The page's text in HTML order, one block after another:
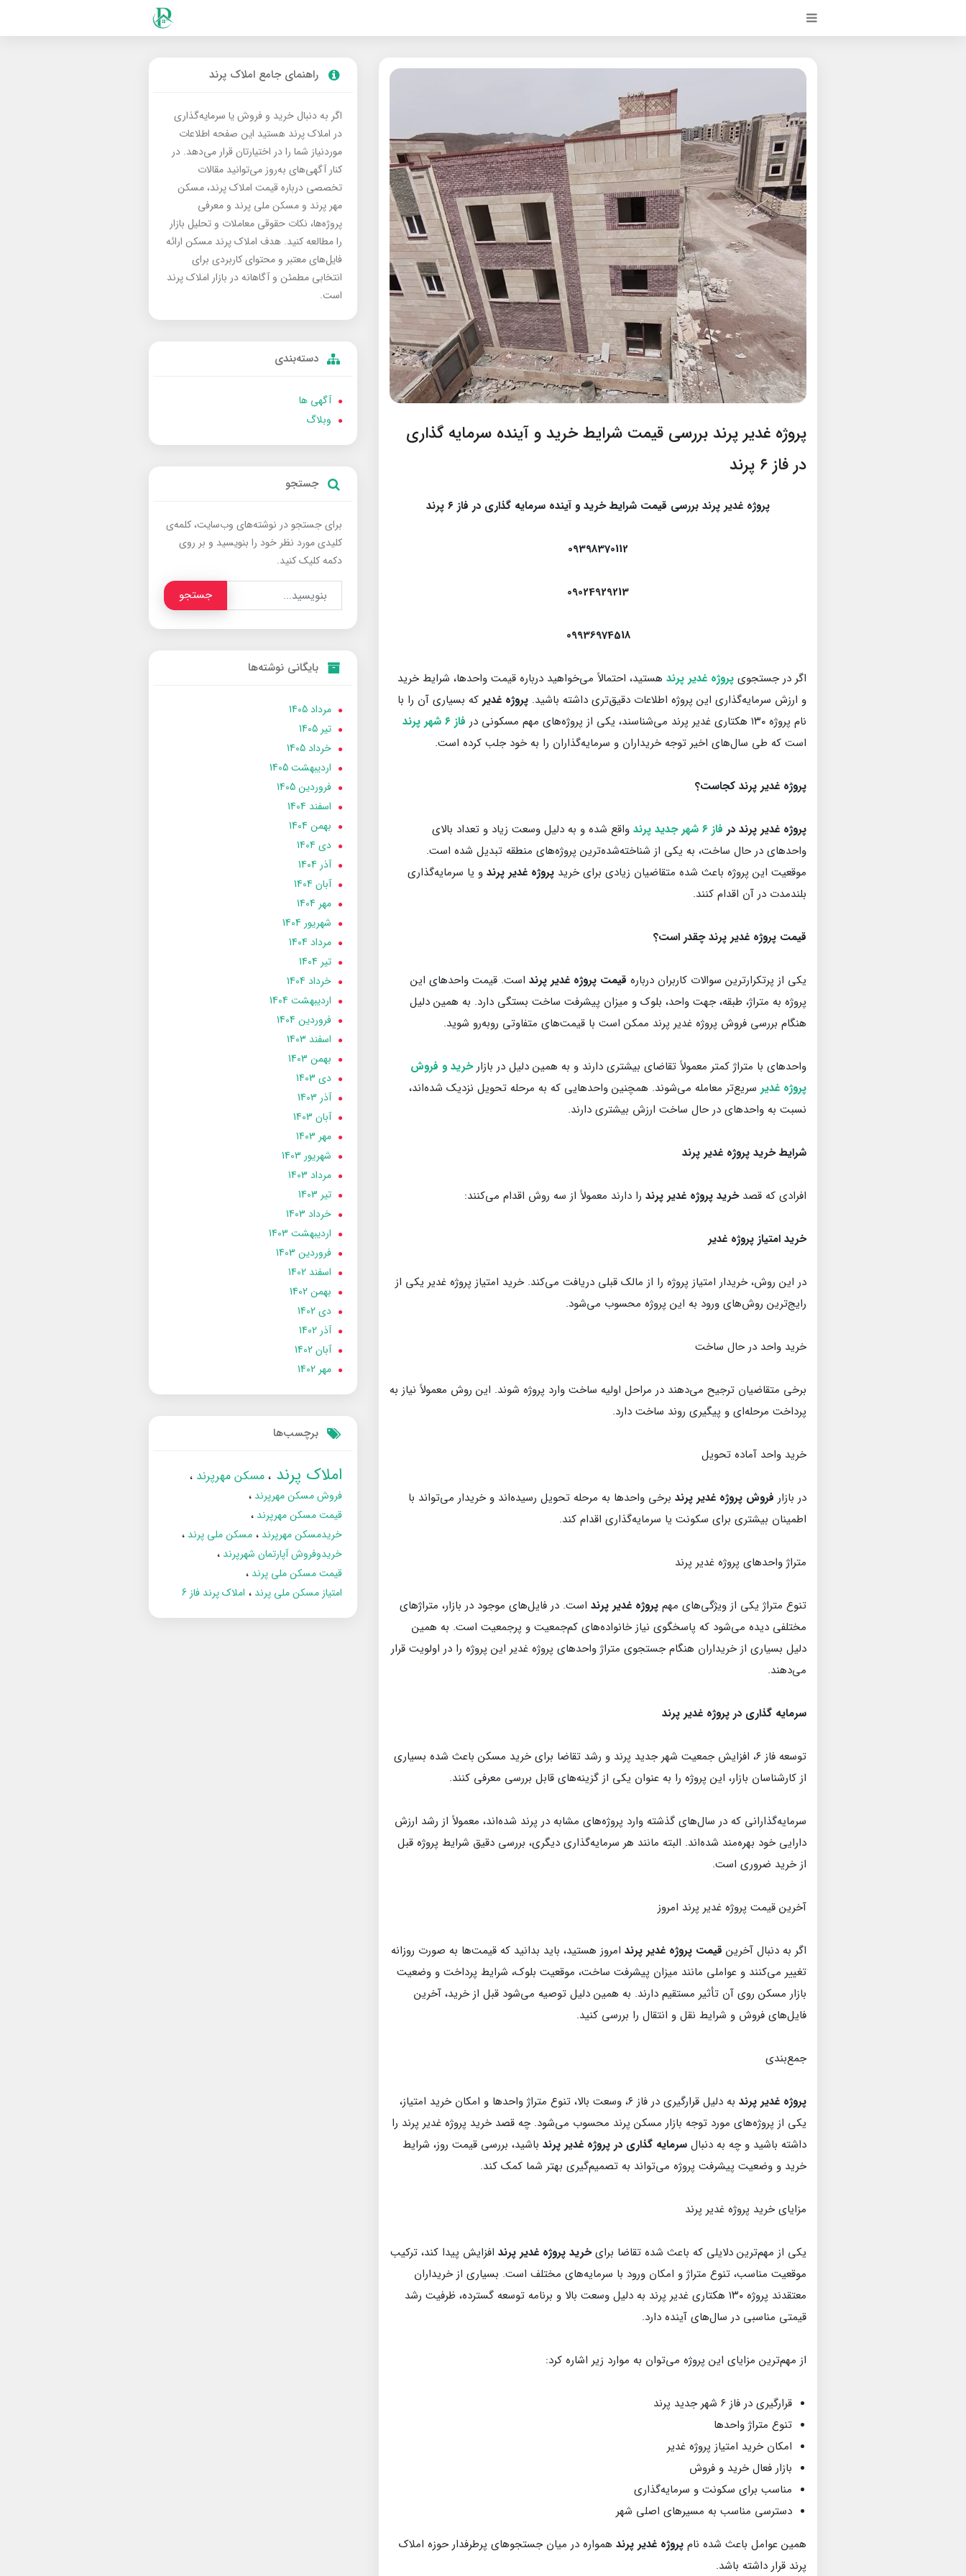
پروژه غدیر پرند بررسی قیمت شرایط خرید و آینده سرمایه گذاری
در فاز ۶ پرند
پروژه غدیر پرند بررسی قیمت شرایط خرید و آینده سرمایه گذاری در فاز ۶ پرند
09398370112
09024929213
09936974518
اگر در جستجوی پروژه غدیر پرند هستید، احتمالاً می‌خواهید درباره قیمت واحدها، شرایط خرید
و ارزش سرمایه‌گذاری این پروژه اطلاعات دقیق‌تری داشته باشید. پروژه غدیر که بسیاری آن را با
نام پروژه ۱۳۰ هکتاری غدیر پرند می‌شناسند، یکی از پروژه‌های مهم مسکونی در
فاز ۶ شهر‌ پرند
است که طی سال‌های اخیر توجه خریداران و سرمایه‌گذاران را به خود جلب کرده است.
پروژه غدیر پرند کجاست؟
پروژه غدیر پرند در فاز ۶ شهر جدید پرند
واقع شده و به دلیل وسعت زیاد و تعداد بالای
واحدهای در حال ساخت، به یکی از شناخته‌شده‌ترین پروژه‌های منطقه تبدیل شده است.
موقعیت این پروژه باعث شده متقاضیان زیادی برای خرید پروژه غدیر پرند و یا سرمایه‌گذاری
بلندمدت در آن اقدام کنند.
قیمت پروژه غدیر پرند چقدر است؟
یکی از پرتکرارترین سوالات کاربران درباره قیمت پروژه غدیر پرند است. قیمت واحدهای این
پروژه به متراژ، طبقه، جهت واحد، بلوک و میزان پیشرفت ساخت بستگی دارد. به همین دلیل
هنگام بررسی فروش پروژه غدیر پرند ممکن است با قیمت‌های متفاوتی روبه‌رو شوید.
واحدهای با متراژ کمتر معمولاً تقاضای بیشتری دارند و به همین دلیل در بازارخرید و فروش
پروژه غدیر سریع‌تر معامله می‌شوند. همچنین واحدهایی که به مرحله تحویل نزدیک شده‌اند،
نسبت به واحدهای در حال ساخت ارزش بیشتری دارند.
شرایط خرید پروژه غدیر پرند
افرادی که قصدخرید پروژه غدیر پرند را دارند معمولاً از سه روش اقدام می‌کنند:
خرید امتیاز پروژه غدیر
در این روش، خریدار امتیاز پروژه را از مالک قبلی دریافت می‌کند. خرید امتیاز پروژه غدیر یکی از
رایج‌ترین روش‌های ورود به این پروژه محسوب می‌شود.
خرید واحد در حال ساخت
برخی متقاضیان ترجیح می‌دهند در مراحل اولیه ساخت وارد پروژه شوند. این روش معمولاً نیاز به
پرداخت مرحله‌ای و پیگیری روند ساخت دارد.
خرید واحد آماده تحویل
در بازار فروش پروژه غدیر پرند برخی واحدها به مرحله تحویل رسیده‌اند و خریدار می‌تواند با
اطمینان بیشتری برای سکونت یا سرمایه‌گذاری اقدام کند.
متراژ واحدهای پروژه غدیر پرند
تنوع متراژ یکی از ویژگی‌های مهم پروژه غدیر پرند است. در فایل‌های موجود در بازار، متراژهای
مختلفی دیده می‌شود که پاسخگوی نیاز خانواده‌های کم‌جمعیت و پرجمعیت است. به همین
دلیل بسیاری از خریداران هنگام جستجوی متراژ واحدهای پروژه غدیر این پروژه را در اولویت قرار
می‌دهند.
سرمایه گذاری در پروژه غدیر پرند
توسعه فاز ۶، افزایش جمعیت شهر جدید پرند و رشد تقاضا برای خرید مسکن باعث شده بسیاری
از کارشناسان بازار، این پروژه را به عنوان یکی از گزینه‌های قابل بررسی معرفی کنند.
سرمایه‌گذارانی که در سال‌های گذشته وارد پروژه‌های مشابه در پرند شده‌اند، معمولاً از رشد ارزش
دارایی خود بهره‌مند شده‌اند. البته مانند هر سرمایه‌گذاری دیگری، بررسی دقیق شرایط پروژه قبل
از خرید ضروری است.
آخرین قیمت پروژه غدیر پرند امروز
اگر به دنبال آخرین قیمت پروژه غدیر پرند امروز هستید، باید بدانید که قیمت‌ها به صورت روزانه
تغییر می‌کنند و عواملی مانند میزان پیشرفت ساخت، موقعیت بلوک، شرایط پرداخت و وضعیت
بازار مسکن روی آن تأثیر مستقیم دارند. به همین دلیل توصیه می‌شود قبل از خرید، آخرین
فایل‌های فروش و شرایط نقل و انتقال را بررسی کنید.
جمع‌بندی
پروژه غدیر پرند
به دلیل قرارگیری در فاز ۶، وسعت بالا، تنوع متراژ واحدها و امکان خرید امتیاز،
یکی از پروژه‌های مورد توجه بازار مسکن پرند محسوب می‌شود. چه قصد خرید پروژه غدیر پرند را
داشته باشید و چه به دنبال سرمایه گذاری در پروژه غدیر پرند باشید، بررسی قیمت روز، شرایط
خرید و وضعیت پیشرفت پروژه می‌تواند به تصمیم‌گیری بهتر شما کمک کند.
مزایای خرید پروژه غدیر پرند
یکی از مهم‌ترین دلایلی که باعث شده تقاضا برایخرید پروژه غدیر پرند افزایش پیدا کند، ترکیب
موقعیت مناسب، تنوع متراژ و امکان ورود با سرمایه‌های مختلف است. بسیاری از خریداران
معتقدند پروژه ۱۳۰ هکتاری غدیر پرند به دلیل وسعت بالا و برنامه توسعه گسترده، ظرفیت رشد
قیمتی مناسبی در سال‌های آینده دارد.
از مهم‌ترین مزایای این پروژه می‌توان به موارد زیر اشاره کرد:
قرارگیری در فاز ۶ شهر جدید پرند
تنوع متراژ واحدها
امکان خرید امتیاز پروژه غدیر
بازار فعال خرید و فروش
مناسب برای سکونت و سرمایه‌گذاری
دسترسی مناسب به مسیرهای اصلی شهر
همین عوامل باعث شده نام پروژه غدیر پرند همواره در میان جستجوهای پرطرفدار حوزه املاک
پرند قرار داشته باشد.
راهنمای جامع املاک پرند
اگر به دنبال خرید و فروش یا سرمایه‌گذاری
در املاک پرند هستید این صفحه اطلاعات
موردنیاز شما را در اختیارتان قرار می‌دهد. در
کنار آگهی‌های به‌روز می‌توانید مقالات
تخصصی درباره قیمت املاک پرند، مسکن
مهر پرند و مسکن ملی پرند و معرفی
پروژه‌ها، نکات حقوقی معاملات و تحلیل بازار
را مطالعه کنید. هدف املاک پرند مسکن ارائه
فایل‌های معتبر و محتوای کاربردی برای
انتخابی مطمئن و آگاهانه در بازار املاک پرند
است.
دسته‌بندی
آگهی ها
وبلاگ
جستجو
برای جستجو در نوشته‌های وب‌سایت، کلمه‌ی
کلیدی مورد نظر خود را بنویسید و بر روی
دکمه کلیک کنید.
جستجو
بایگانی نوشته‌ها
مرداد 1405
تير 1405
خرداد 1405
ارديبهشت 1405
فروردین 1405
اسفند 1404
بهمن 1404
دی 1404
آذر 1404
آبان 1404
مهر 1404
شهریور 1404
مرداد 1404
تير 1404
خرداد 1404
ارديبهشت 1404
فروردین 1404
اسفند 1403
بهمن 1403
دی 1403
آذر 1403
آبان 1403
مهر 1403
شهریور 1403
مرداد 1403
تير 1403
خرداد 1403
ارديبهشت 1403
فروردین 1403
اسفند 1402
بهمن 1402
دی 1402
آذر 1402
آبان 1402
مهر 1402
برچسب‌ها
املاک پرند مسکن مهرپرند
فروش مسکن مهرپرند
قیمت مسکن مهرپرند
خریدمسکن مهرپرند
مسکن ملی پرند
خریدوفروش آپارتمان شهرپرند
قیمت مسکن ملی پرند
امتیاز مسکن ملی پرند
املاک پرند فاز 6